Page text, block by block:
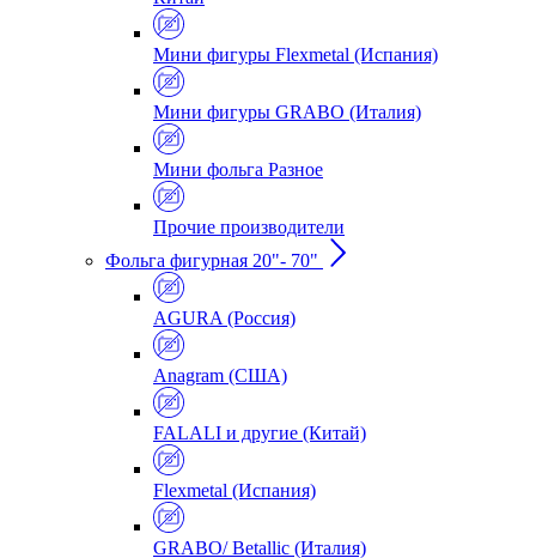
Мини фигуры Flexmetal (Испания)
Мини фигуры GRABO (Италия)
Мини фольга Разное
Прочие производители
Фольга фигурная 20"- 70"
AGURA (Россия)
Anagram (США)
FALALI и другие (Китай)
Flexmetal (Испания)
GRABO/ Betallic (Италия)